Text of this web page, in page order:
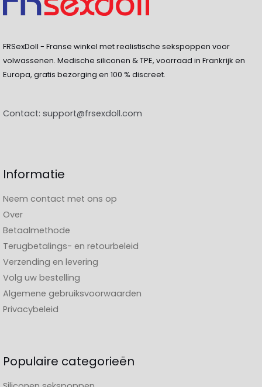
FRSexDoll - Franse winkel met realistische sekspoppen voor
volwassenen. Medische siliconen & TPE, voorraad in Frankrijk en
Europa, gratis bezorging en 100 % discreet.
Contact: support@frsexdoll.com
Informatie
Neem contact met ons op
Over
Betaalmethode
Terugbetalings- en retourbeleid
Verzending en levering
Volg uw bestelling
Algemene gebruiksvoorwaarden
Privacybeleid
Populaire categorieën